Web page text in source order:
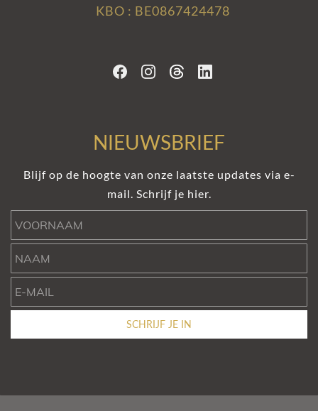
KBO : BE0867424478
NIEUWSBRIEF
Blijf op de hoogte van onze laatste updates via e-
mail. Schrijf je hier.
SCHRIJF JE IN